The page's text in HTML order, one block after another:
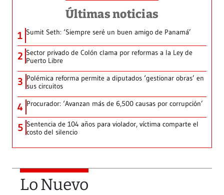
Últimas noticias
1 Sumit Seth: ‘Siempre seré un buen amigo de Panamá’
2 Sector privado de Colón clama por reformas a la Ley de
Puerto Libre
3 Polémica reforma permite a diputados ‘gestionar obras’ en
sus circuitos
4 Procurador: ‘Avanzan más de 6,500 causas por corrupción’
5 Sentencia de 104 años para violador, víctima comparte el
costo del silencio
Lo Nuevo